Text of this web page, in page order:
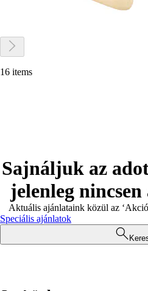
16 items
Sajnáljuk az
jelenleg
Aktuális ajánlataink közül az
Speciális ajánlatok